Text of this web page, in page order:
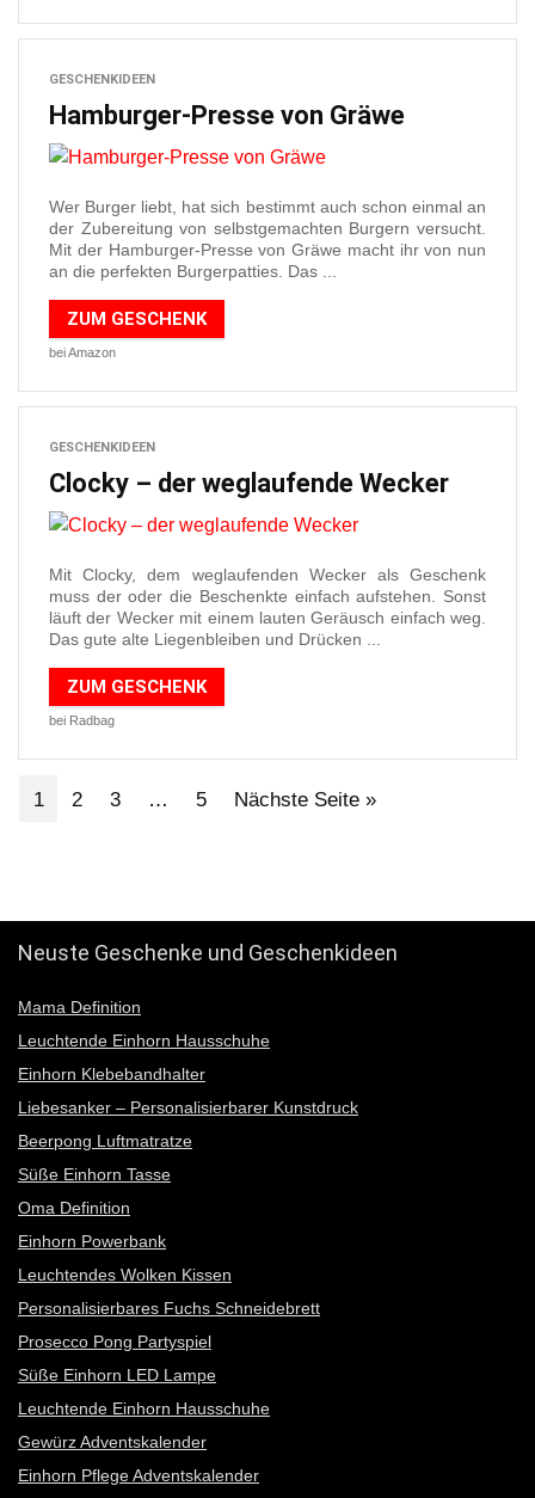
GESCHENKIDEEN
Hamburger-Presse von Gräwe
Wer Burger liebt, hat sich bestimmt auch schon einmal an
der Zubereitung von selbstgemachten Burgern versucht.
Mit der Hamburger-Presse von Gräwe macht ihr von nun
an die perfekten Burgerpatties. Das ...
ZUM GESCHENK
bei Amazon
GESCHENKIDEEN
Clocky – der weglaufende Wecker
Mit Clocky, dem weglaufenden Wecker als Geschenk
muss der oder die Beschenkte einfach aufstehen. Sonst
läuft der Wecker mit einem lauten Geräusch einfach weg.
Das gute alte Liegenbleiben und Drücken ...
ZUM GESCHENK
bei Radbag
1 2 3 5 Nächste Seite »
Neuste Geschenke und Geschenkideen
Mama Definition
Leuchtende Einhorn Hausschuhe
Einhorn Klebebandhalter
Liebesanker – Personalisierbarer Kunstdruck
Beerpong Luftmatratze
Süße Einhorn Tasse
Oma Definition
Einhorn Powerbank
Leuchtendes Wolken Kissen
Personalisierbares Fuchs Schneidebrett
Prosecco Pong Partyspiel
Süße Einhorn LED Lampe
Leuchtende Einhorn Hausschuhe
Gewürz Adventskalender
Einhorn Pflege Adventskalender